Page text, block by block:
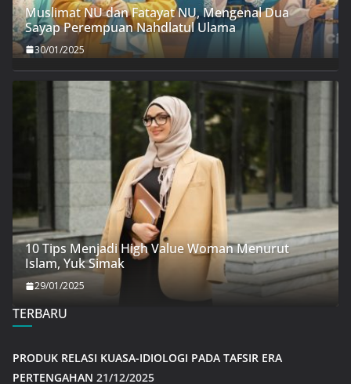
Muslimat NU dan Fatayat NU, Mengenal Dua
Sayap Perempuan Nahdlatul Ulama
30/01/2025
10 Tips Menjadi High Value Woman Menurut
Islam, Yuk Simak
29/01/2025
TERBARU
PRODUK RELASI KUASA-IDIOLOGI PADA TAFSIR ERA
PERTENGAHAN 21/12/2025